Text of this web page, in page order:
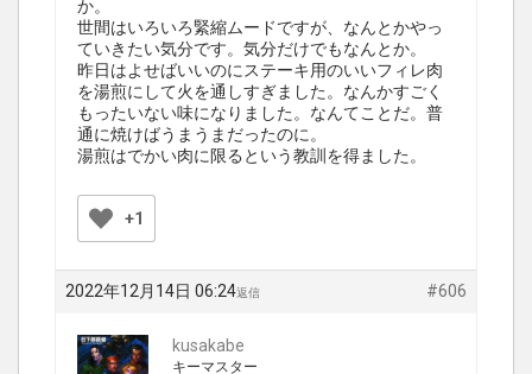
か。
世間はいろいろ緊縮ムードですが、なんとかやっ
ていきたい気分です。気分だけでもなんとか。
昨日はよせばいいのにステーキ用のいいフィレ肉
を湯煎にして火を通しすぎました。なんかすごく
もったいない味になりました。なんてことだ。普
通に焼けばうまうまだったのに。
湯煎はでかい肉に限るという教訓を得ました。
+1
2022年12月14日 06:24 #606
返信
kusakabe
キーマスター